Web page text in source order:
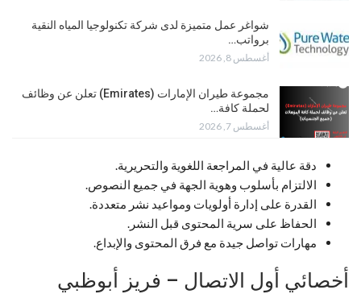
شواغر عمل متميزة لدى شركة تكنولوجيا المياه النقية
برواتب…
أغسطس 8, 2026
مجموعة طيران الإمارات (Emirates) تعلن عن وظائف
لحملة كافة…
أغسطس 7, 2026
دقة عالية في المراجعة اللغوية والتحريرية.
الالتزام بأسلوب وهوية الجهة في جميع النصوص.
القدرة على إدارة أولويات ومواعيد نشر متعددة.
الحفاظ على سرية المحتوى قبل النشر.
مهارات تواصل جيدة مع فرق المحتوى والإبداع.
أخصائي أول الاتصال – فريز أبوظبي